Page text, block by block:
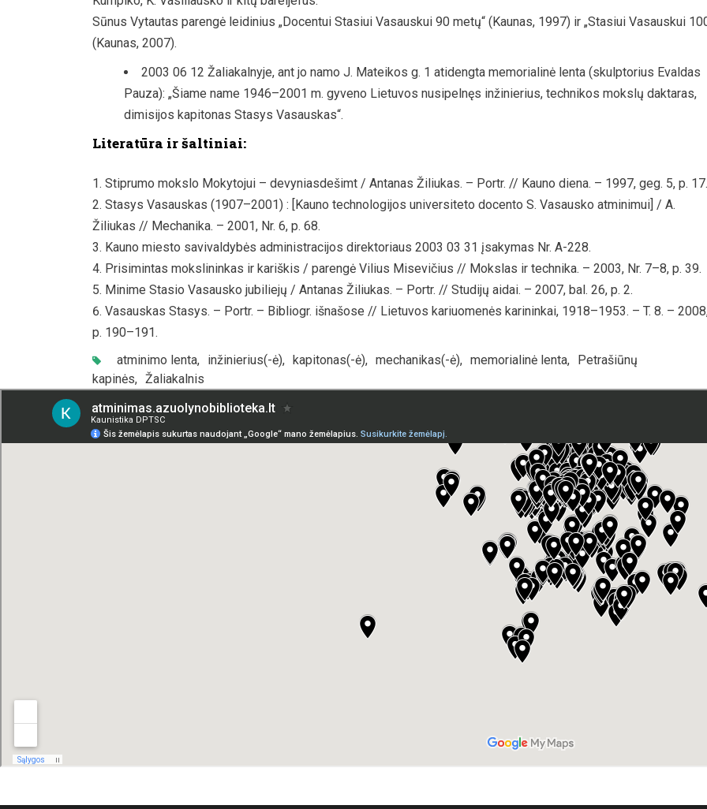
Sūnus Vytautas parengė leidinius „Docentui Stasiui Vasauskui 90 metų“ (Kaunas, 1997) ir „Stasiui Vasauskui
(Kaunas, 2007).
2003 06 12 Žaliakalnyje, ant jo namo J. Mateikos g. 1 atidengta memorialinė lenta (skulptorius Evaldas
Pauza): „Šiame name 1946–2001 m. gyveno Lietuvos nusipelnęs inžinierius, technikos mokslų daktaras,
dimisijos kapitonas Stasys Vasauskas“.
Literatūra ir šaltiniai:
Stiprumo mokslo Mokytojui – devyniasdešimt / Antanas Žiliukas. – Portr. // Kauno diena. – 1997, geg. 5, p. 17.
Stasys Vasauskas (1907–2001) : [Kauno technologijos universiteto docento S. Vasausko atminimui] / A.
Žiliukas // Mechanika. – 2001, Nr. 6, p. 68.
Kauno miesto savivaldybės administracijos direktoriaus 2003 03 31 įsakymas Nr. A-228.
Prisimintas mokslininkas ir kariškis / parengė Vilius Misevičius // Mokslas ir technika. – 2003, Nr. 7–8, p. 39.
Minime Stasio Vasausko jubiliejų / Antanas Žiliukas. – Portr. // Studijų aidai. – 2007, bal. 26, p. 2.
Vasauskas Stasys. – Portr. – Bibliogr. išnašose // Lietuvos kariuomenės karininkai, 1918–1953. – T. 8. –
p. 190–191.
atminimo lenta, inžinierius(-ė), kapitonas(-ė), mechanikas(-ė), memorialinė lenta, Petrašiūnų
kapinės, Žaliakalnis